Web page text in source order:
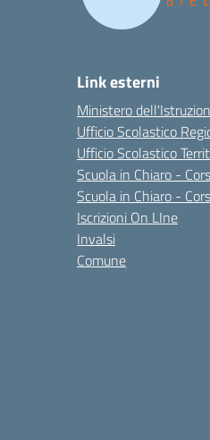
Link esterni
Ministero
Ufficio Scolastico
Ufficio Scolastico
Scuola in Chiaro -
Scuola in Chiaro -
Iscrizioni On LIne
Invalsi
Comune